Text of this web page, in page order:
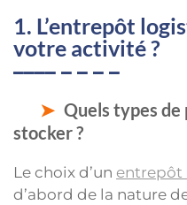
1. L’entrepôt
votre activité ?
Quels types de
stocker ?
Le choix d’un entrepôt
d’abord de la nature